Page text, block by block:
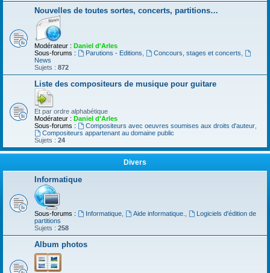
Nouvelles de toutes sortes, concerts, partitions…
Modérateur : Daniel d'Arles
Sous-forums :
Parutions - Editions Concours, stages et concerts
News
Sujets : 872
Liste des compositeurs de musique pour guitare
Et par ordre alphabétique
Modérateur : Daniel d'Arles
Sous-forums :
Compositeurs avec oeuvres soumises aux droits d'auteur,
Compositeurs appartenant au domaine public
Sujets : 24
Divers
Informatique
Sous-forums : Informatique, Aide informatique.
Logiciels d'édition de
partitions
Sujets : 258
Album photos